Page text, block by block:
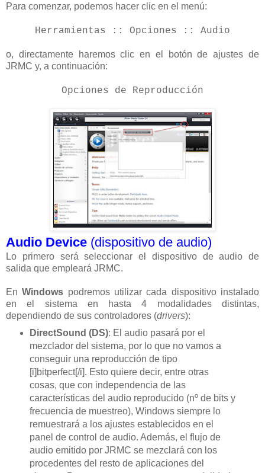
Para comenzar, podemos hacer clic en el menú:
Herramientas :: Opciones :: Audio
o, directamente haremos clic en el botón de ajustes de
JRMC y, a continuación:
Opciones de Reproducción
Audio Device (dispositivo de audio)
Lo primero será seleccionar el dispositivo de audio de
salida que empleará JRMC.
EnWindows podremos utilizar cada dispositivo instalado
en el sistema en hasta 4 modalidades distintas,
dependiendo de sus controladores (drivers):
DirectSound (DS): El audio pasará por el
mezclador del sistema, por lo que no vamos a
conseguir una reproducción de tipo
[i]bitperfect[/i]. Esto quiere decir, entre otras
cosas, que con independencia de las
características del audio reproducido (nº de bits y
frecuencia de muestreo), Windows siempre lo
remuestrará a los ajustes establecidos en el
panel de control de audio. Además, el flujo de
audio emitido por JRMC se mezclará con los
procedentes del resto de aplicaciones del